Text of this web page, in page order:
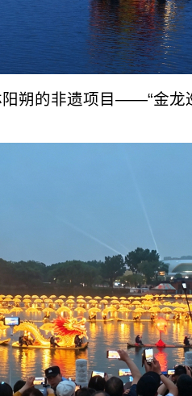
朔的非遗项目——“金龙